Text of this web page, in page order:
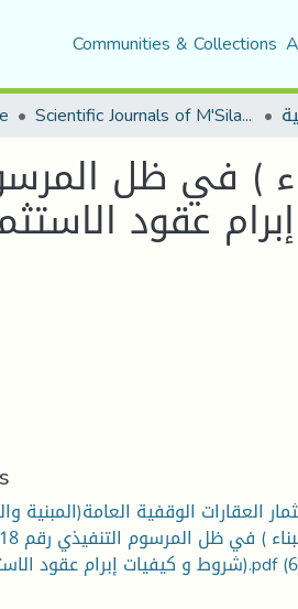
Communities & Collections
Scientific Journals of M'Sila University
) في ظل
العقارات الوقفية العامة(المبنية
(شروط و كيفيات إبرام عقود الاستثمار).pdf